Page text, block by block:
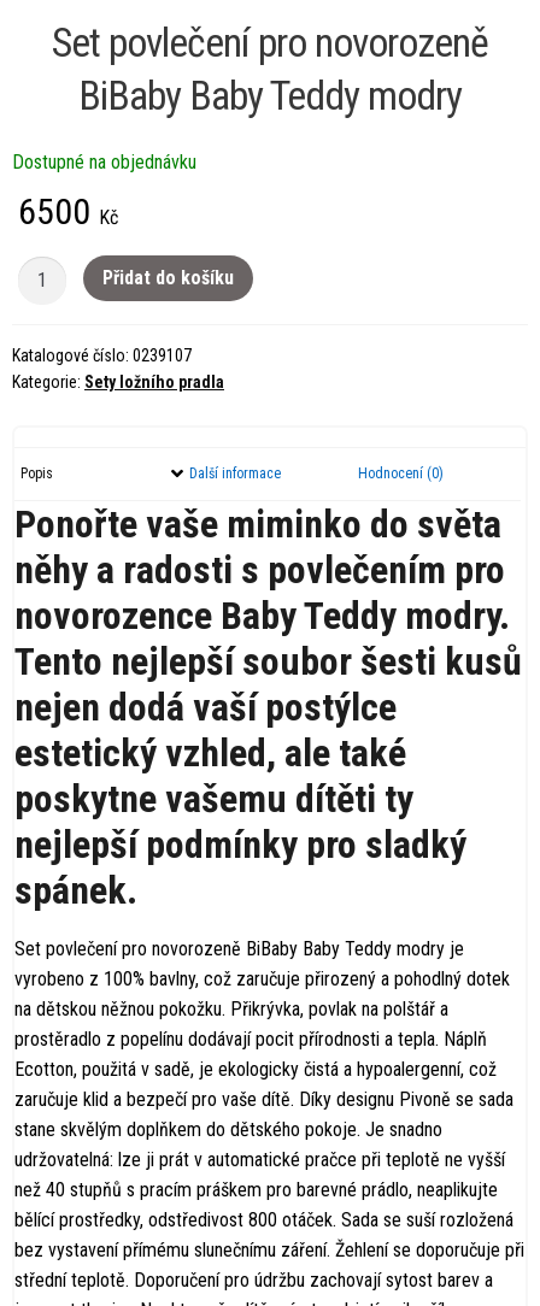
Set povlečení pro novorozeně
BiBaby Baby Teddy modry
6500 Kč
Dostupné na objednávku
Set
novorozeně
BiBaby
modry
množství
Přidat do košíku
Katalogové číslo: 0239107
Kategorie: Sety ložního pradla
Popis Další informace Hodnocení (0)
Ponořte vaše miminko do světa
něhy a radosti s povlečením pro
novorozence Baby Teddy modry.
Tento nejlepší soubor šesti kusů
nejen dodá vaší postýlce
estetický vzhled, ale také
poskytne vašemu dítěti ty
nejlepší podmínky pro sladký
spánek.
Set povlečení pro novorozeně BiBaby Baby Teddy modry je
vyrobeno z 100% bavlny, což zaručuje přirozený a pohodlný dotek
na dětskou něžnou pokožku. Přikrývka, povlak na polštář a
prostěradlo z popelínu dodávají pocit přírodnosti a tepla. Náplň
Ecotton, použitá v sadě, je ekologicky čistá a hypoalergenní, což
zaručuje klid a bezpečí pro vaše dítě. Díky designu Pivoně se sada
stane skvělým doplňkem do dětského pokoje. Je snadno
udržovatelná: lze ji prát v automatické pračce při teplotě ne vyšší
než 40 stupňů s pracím práškem pro barevné prádlo, neaplikujte
bělící prostředky, odstředivost 800 otáček. Sada se suší rozložená
bez vystavení přímému slunečnímu záření. Žehlení se doporučuje při
střední teplotě. Doporučení pro údržbu zachovají sytost barev a